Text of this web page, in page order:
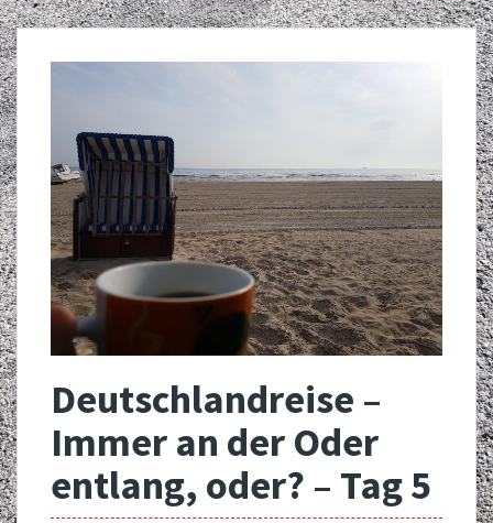
Deutschlandreise –
Immer an der Oder
entlang, oder? – Tag 5